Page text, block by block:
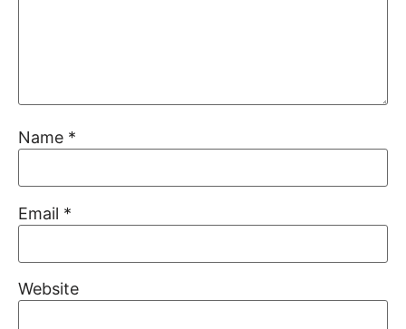
Name *
Email *
Website